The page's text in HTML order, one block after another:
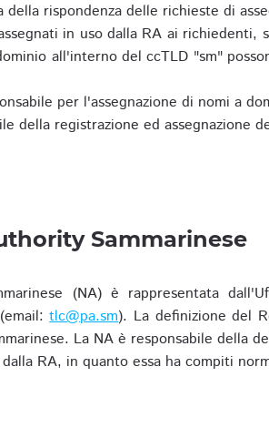
rispondenza delle richieste di
in uso dalla RA ai
all'interno del ccTLD "sm"
per l'assegnazione di nomi a
della registrazione ed
Sammarinese
(NA) è rappresentata
tlc@pa.sm). La definizione del
La NA è responsabile della
RA, in quanto essa ha compiti